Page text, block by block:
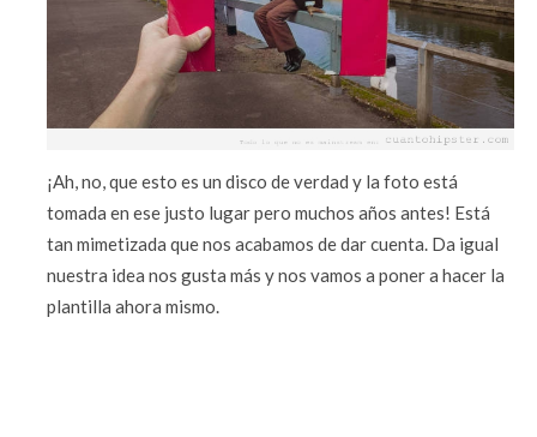
¡Ah, no, que esto es un disco de verdad y la foto está
tomada en ese justo lugar pero muchos años antes! Está
tan mimetizada que nos acabamos de dar cuenta. Da igual
nuestra idea nos gusta más y nos vamos a poner a hacer la
plantilla ahora mismo.